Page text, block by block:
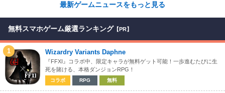
最新ゲームニュースをもっと見る
無料スマホゲーム厳選ランキング 【PR】
1 Wizardry Variants Daphne
『FFXI』コラボ中、限定キャラが無料ゲット可能！一歩進むたびに生
死を賭ける、本格ダンジョンRPG！
コラボ RPG 無料